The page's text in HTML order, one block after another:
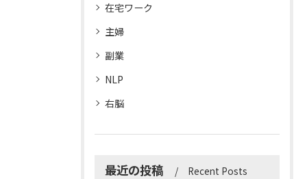
在宅ワーク
主婦
副業
NLP
右脳
最近の投稿 Recent Posts